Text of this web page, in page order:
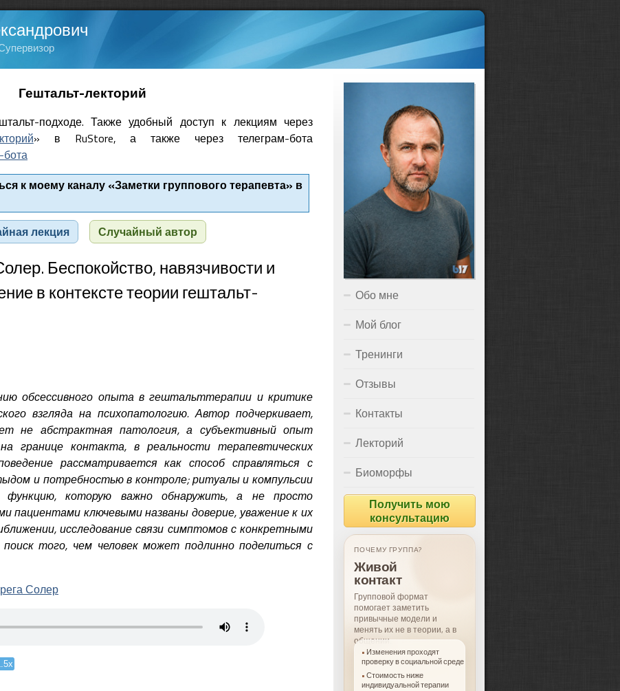
Гештальт-лекторий
подходе. Также удобный доступ к лекциям через
» в RuStore, а также через телеграм-бота
бота
к моему каналу «Заметки группового терапевта» в
лекция
Случайный автор
Беспокойство, навязчивости и
в контексте теории гештальт-
обсессивного опыта в гештальттерапии и критике
взгляда на психопатологию. Автор подчеркивает,
не абстрактная патология, а субъективный опыт
границе контакта, в реальности терапевтических
рассматривается как способ справляться с
и потребностью в контроле; ритуалы и компульсии
функцию, которую важно обнаружить, а не просто
пациентами ключевыми названы доверие, уважение к их
исследование связи симптомов с конкретными
того, чем человек может подлинно поделиться с
Солер
Обо мне
Мой блог
Тренинги
Отзывы
Контакты
Лекторий
Биоморфы
Получить мою
консультацию
ПОЧЕМУ ГРУППА?
Живой
контакт
Групповой формат
помогает заметить
привычные модели и
менять их не в теории, а в
общении.
Изменения проходят
проверку в социальной среде
Стоимость ниже
индивидуальной терапии